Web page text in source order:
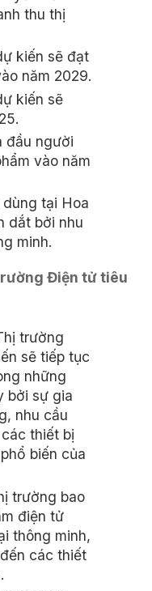
thu thị
kiến ​​​​sẽ đạt
năm 2029.
kiến ​​​​sẽ
đầu người
vào năm
tại Hoa
dắt bởi nhu
minh.
Điện tử tiêu
trường
​​​​sẽ tiếp tục
những
bởi sự gia
nhu cầu
thiết bị
biến của
trường bao
điện tử
thông minh,
các thiết